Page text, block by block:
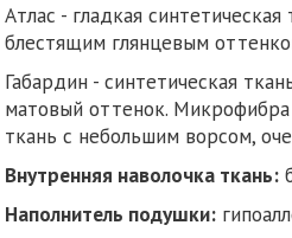
Атлас - гладкая
блестящим глянцевым
Габардин - синтетическая
матовый оттенок. Микрофибра
ткань с небольшим ворсом,
Внутренняя наволочка ткань:
Наполнитель подушки: